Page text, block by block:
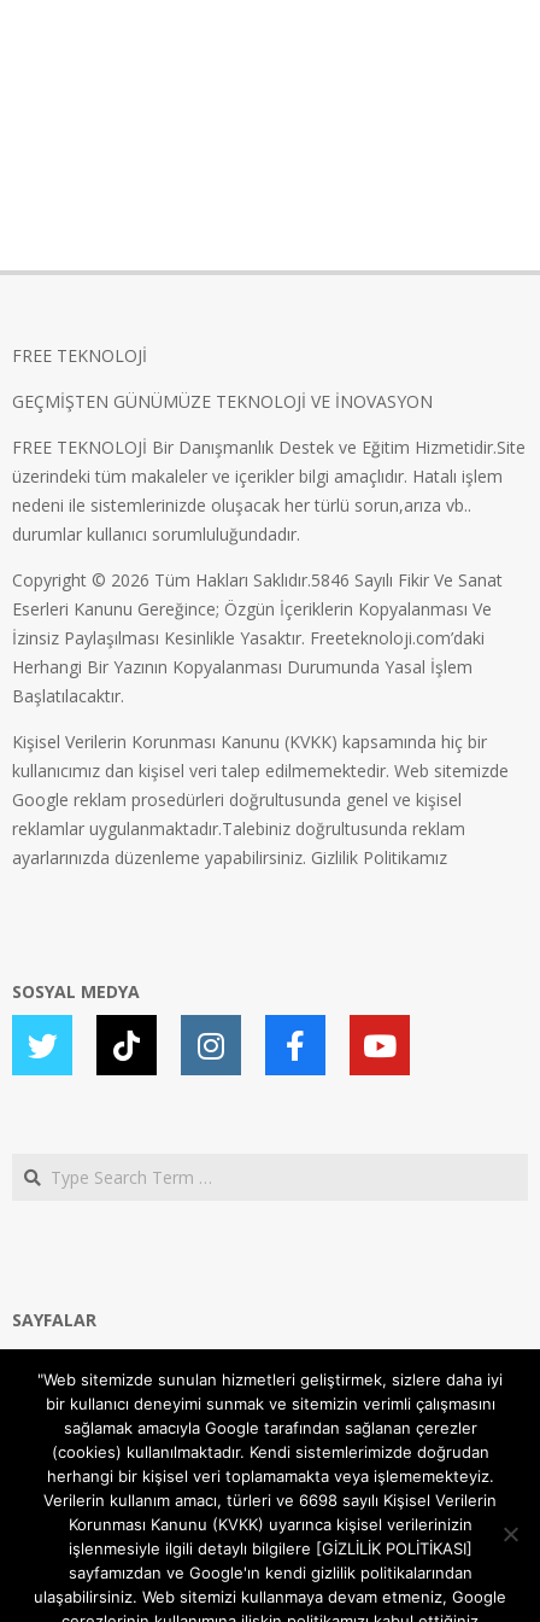
FREE TEKNOLOJİ
GEÇMİŞTEN GÜNÜMÜZE TEKNOLOJİ VE İNOVASYON
FREE TEKNOLOJİ Bir Danışmanlık Destek ve Eğitim Hizmetidir.Site
üzerindeki tüm makaleler ve içerikler bilgi amaçlıdır. Hatalı işlem
nedeni ile sistemlerinizde oluşacak her türlü sorun,arıza vb..
durumlar kullanıcı sorumluluğundadır.
Copyright © 2026 Tüm Hakları Saklıdır.5846 Sayılı Fikir Ve Sanat
Eserleri Kanunu Gereğince; Özgün İçeriklerin Kopyalanması Ve
İzinsiz Paylaşılması Kesinlikle Yasaktır. Freeteknoloji.com’daki
Herhangi Bir Yazının Kopyalanması Durumunda Yasal İşlem
Başlatılacaktır.
Kişisel Verilerin Korunması Kanunu (KVKK) kapsamında hiç bir
kullanıcımız dan kişisel veri talep edilmemektedir. Web sitemizde
Google reklam prosedürleri doğrultusunda genel ve kişisel
reklamlar uygulanmaktadır.Talebiniz doğrultusunda reklam
ayarlarınızda düzenleme yapabilirsiniz. Gizlilik Politikamız
SOSYAL MEDYA
Search
SAYFALAR
Gizlilik ve Çerezler (Cookies) Politikası
Hakkımızda
İletişim Kanalları
MODEM KURULUM
TEKNİK DESTEK
TELEVİZYON SİSTEMLERİ
"Web sitemizde sunulan hizmetleri geliştirmek, sizlere daha iyi
bir kullanıcı deneyimi sunmak ve sitemizin verimli çalışmasını
sağlamak amacıyla Google tarafından sağlanan çerezler
(cookies) kullanılmaktadır. Kendi sistemlerimizde doğrudan
herhangi bir kişisel veri toplamamakta veya işlememekteyiz.
Verilerin kullanım amacı, türleri ve 6698 sayılı Kişisel Verilerin
Korunması Kanunu (KVKK) uyarınca kişisel verilerinizin
işlenmesiyle ilgili detaylı bilgilere [GİZLİLİK POLİTİKASI]
sayfamızdan ve Google'ın kendi gizlilik politikalarından
ulaşabilirsiniz. Web sitemizi kullanmaya devam etmeniz, Google